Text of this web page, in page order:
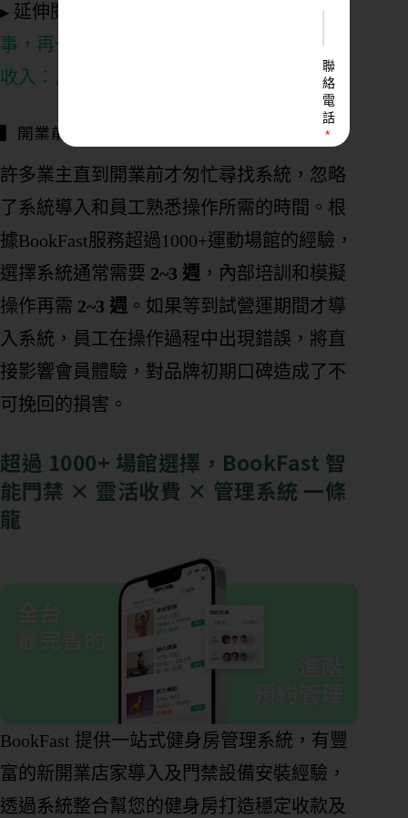
▸ 延伸閱讀：健身房定價策略【
做對一件
事，再也不用每月追業績！獨家揭密健身房
收入：月費vs訂閱制的商業策略
▍開業前重點三：提前導入系統更順利
許多業主直到開業前才匆忙尋找系統，忽略
了系統導入和員工熟悉操作所需的時間。根
據BookFast服務超過1000+運動場館的經驗，
選擇系統通常需要 2~3 週 ，內部培訓和模擬
操作再需 2~3 週 。如果等到試營運期間才導
入系統，員工在操作過程中出現錯誤，將直
接影響會員體驗，對品牌初期口碑造成了不
可挽回的損害。
超過 1000+ 場館選擇，BookFast 智
能門禁 × 靈活收費 × 管理系統 一條
龍
BookFast 提供一站式健身房管理系統，有豐
富的新開業店家導入及門禁設備安裝經驗，
透過系統整合幫您的健身房打造穩定收款及
聯
絡
電
話
LINE
您
的
業
態
業
狀
態
或
課
管